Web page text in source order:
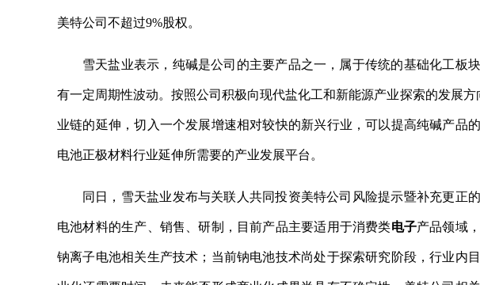
美特公司不超过9%股权。
雪天盐业表示，纯碱是公司的主要产品之一，属于传统的基础化工板
有一定周期性波动。按照公司积极向现代盐化工和新能源产业探索的发展
业链的延伸，切入一个发展增速相对较快的新兴行业，可以提高纯碱产品
电池正极材料行业延伸所需要的产业发展平台。
同日，雪天盐业发布与关联人共同投资美特公司风险提示暨补充更正
电池材料的生产、销售、研制，目前产品主要适用于消费类电子产品领域
钠离子电池相关生产技术；当前钠电池技术尚处于探索研究阶段，行业内